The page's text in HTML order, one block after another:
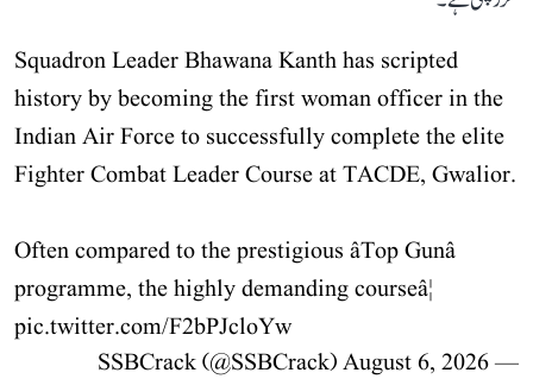
Squadron Leader Bhawana Kanth has scripted
history by becoming the first woman officer in the
Indian Air Force to successfully complete the elite
Fighter Combat Leader Course at TACDE, Gwalior.
Often compared to the prestigious âTop Gunâ
programme, the highly demanding courseâ¦
pic.twitter.com/F2bPJcloYw
— SSBCrack (@SSBCrack)
August 6, 2026